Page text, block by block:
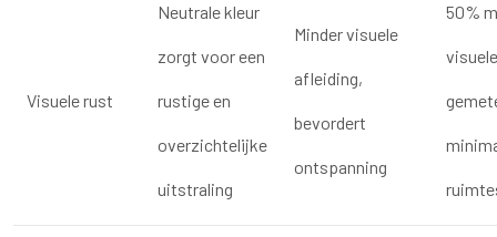
Visuele rust
Neutrale kleur
zorgt voor een
rustige en
overzichtelijke
uitstraling
Minder visuele
afleiding,
bevordert
ontspanning
50%